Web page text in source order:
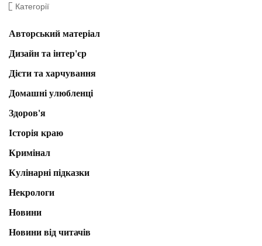
Категорії
Авторський матеріал
Дизайн та інтер'єр
Дієти та харчування
Домашні улюбленці
Здоров'я
Історія краю
Кримінал
Кулінарні підказки
Некрологи
Новини
Новини від читачів